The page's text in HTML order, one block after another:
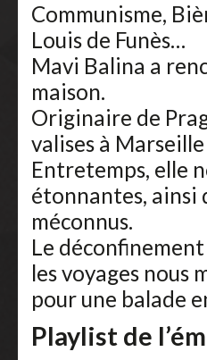
Communisme,
Louis de Funès…
Mavi Balina a
maison.
Originaire de
valises à Marseille
Entretemps, elle
étonnantes, ainsi
méconnus.
Le
les voyages
pour une balade
Playlist de